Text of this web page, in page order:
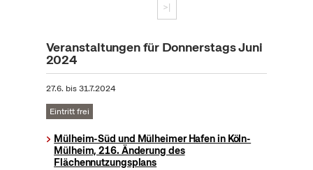
>|
Veranstaltungen für Donnerstags Juni
2024
27.6. bis31.7.2024
Eintritt frei
Mülheim-Süd und Mülheimer Hafen in Köln-
Mülheim, 216. Änderung des
Flächennutzungsplans